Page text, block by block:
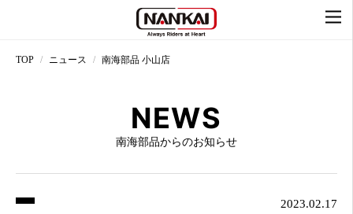
TOP ニュース 南海部品 小山店
NEWS
南海部品からのお知らせ
2023.02.17